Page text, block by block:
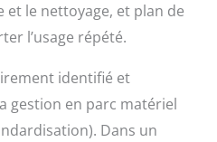
et le nettoyage, et plan de
l’usage répété.
identifié et
gestion en parc matériel
Dans un